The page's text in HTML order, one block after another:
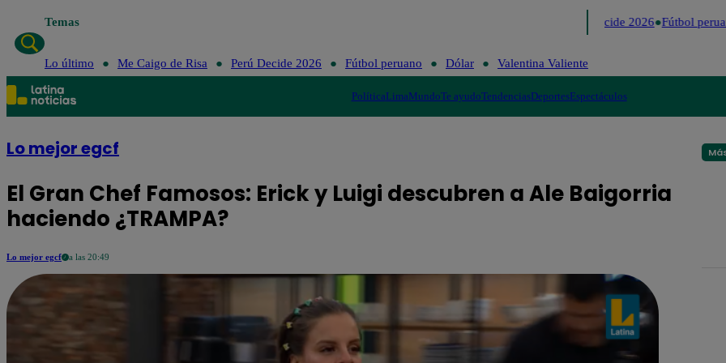
Temas Perú Decide 2026 Fútbol
Lo último Me Caigo de Risa Perú Decide 2026 Fútbol peruano Dólar Valentina Valiente
PolíticaLimaMundoTe ayudoTendenciasDeportesEspectáculos
Lo mejor egcf
El Gran Chef Famosos: Erick y Luigi descubren a Ale Baigorria
haciendo ¿TRAMPA?
Lo mejor egcf a las 20:49